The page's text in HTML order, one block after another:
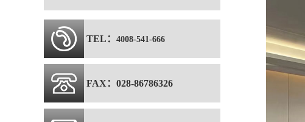
TEL： 4008-541-666
FAX：028-86786326